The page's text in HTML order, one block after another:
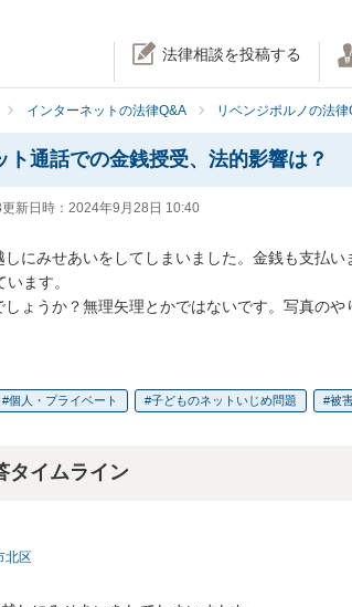
法律相談を投稿する
インターネットの法律Q&A リベンジポルノの法律
ト通話での金銭授受、法的影響は？
更新日時： 2024年9月28日 10:40
にみせあいをしてしまいました。金銭も支払い
ます。
ょうか？無理矢理とかではないです。写真のや
個人・プライベート 子どものネットいじめ問題 被
タイムライン
北区